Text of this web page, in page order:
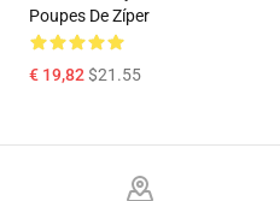
Poupes De Zíper
€ 19,82$21.55